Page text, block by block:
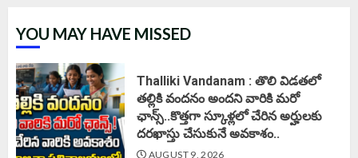
YOU MAY HAVE MISSED
Thalliki Vandanam : తొలి విడతలో
తల్లికి వందనం అందని వారికి మరో
ఛాన్స్..కొత్తగా స్కూళ్లలో చేరిన అర్హులకు
దరఖాస్తు చేసుకునే అవకాశం..
AUGUST 9, 2026